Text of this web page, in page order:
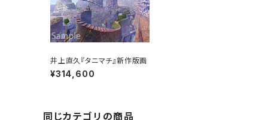
井上直久『タニマチ』新作版画
¥314,600
同じカテゴリの商品